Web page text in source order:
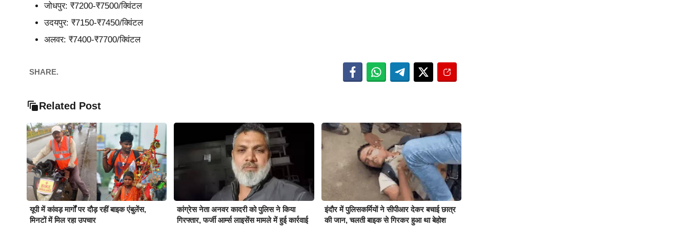
जोधपुर: ₹7200-₹7500/क्विंटल
उदयपुर: ₹7150-₹7450/क्विंटल
अलवर: ₹7400-₹7700/क्विंटल
SHARE.
Related Post
यूपी में कांवड़ मार्गों पर दौड़ रहीं बाइक एंबुलेंस,
मिनटों में मिल रहा उपचार
कांग्रेस नेता अनवर कादरी को पुलिस ने किया
गिरफ्तार, फर्जी आर्म्स लाइसेंस मामले में हुई कार्रवाई
इंदौर में पुलिसकर्मियों ने सीपीआर देकर बचाई छात्र
की जान, चलती बाइक से गिरकर हुआ था बेहोश